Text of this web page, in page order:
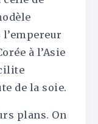
à l’Asie
de la soie.
plans. On